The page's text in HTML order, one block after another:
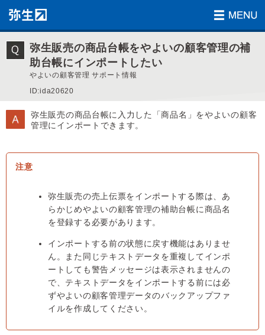
弥生販売の商品台帳をやよいの顧客管理の補
助台帳にインポートしたい
やよいの顧客管理 サポート情報
ID:ida20620
弥生販売の商品台帳に入力した「商品名」をやよいの顧客
管理にインポートできます。
弥生販売の売上伝票をインポートする際は、あ
らかじめやよいの顧客管理の補助台帳に商品名
を登録する必要があります。
インポートする前の状態に戻す機能はありませ
ん。また同じテキストデータを重複してインポ
ートしても警告メッセージは表示されませんの
で、テキストデータをインポートする前には必
ずやよいの顧客管理データのバックアップファ
イルを作成してください。